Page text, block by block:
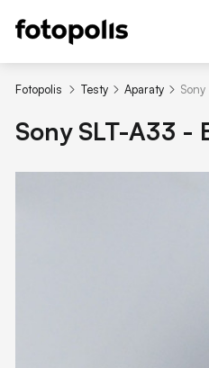
Fotopolis Testy Aparaty
Sony SLT-A33 -